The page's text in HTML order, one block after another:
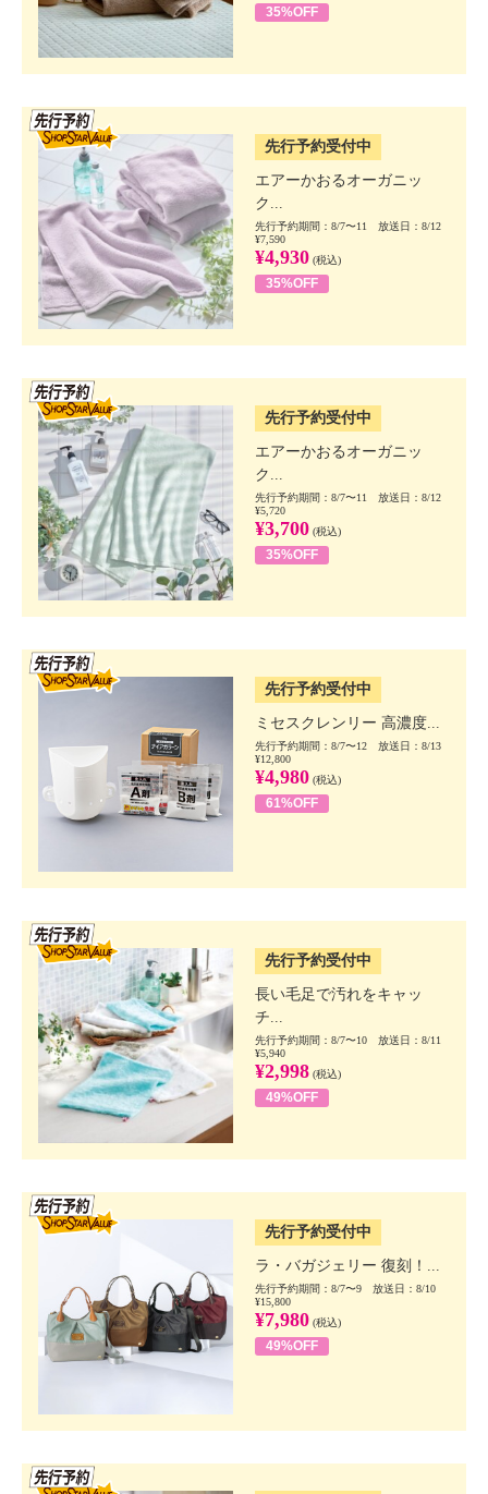
35%OFF
先行予約受付中
エアーかおるオーガニッ
ク...
先行予約期間：8/7〜11 放送日：8/12
¥7,590
¥4,930 (税込)
35%OFF
先行予約受付中
エアーかおるオーガニッ
ク...
先行予約期間：8/7〜11 放送日：8/12
¥5,720
¥3,700 (税込)
35%OFF
先行予約受付中
ミセスクレンリー 高濃度...
先行予約期間：8/7〜12 放送日：8/13
¥12,800
¥4,980 (税込)
61%OFF
先行予約受付中
長い毛足で汚れをキャッ
チ...
先行予約期間：8/7〜10 放送日：8/11
¥5,940
¥2,998 (税込)
49%OFF
先行予約受付中
ラ・バガジェリー 復刻！...
先行予約期間：8/7〜9 放送日：8/10
¥15,800
¥7,980 (税込)
49%OFF